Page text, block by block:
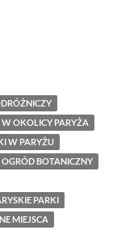
OKOLICY PARYŻA
W PARYŻU
OGRÓD BOTANICZNY
PARKI
MIEJSCA